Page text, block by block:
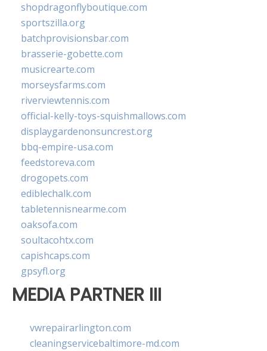
shopdragonflyboutique.com
sportszilla.org
batchprovisionsbar.com
brasserie-gobette.com
musicrearte.com
morseysfarms.com
riverviewtennis.com
official-kelly-toys-squishmallows.com
displaygardenonsuncrest.org
bbq-empire-usa.com
feedstoreva.com
drogopets.com
ediblechalk.com
tabletennisnearme.com
oaksofa.com
soultacohtx.com
capishcaps.com
gpsyfl.org
MEDIA PARTNER III
vwrepairarlington.com
cleaningservicebaltimore-md.com